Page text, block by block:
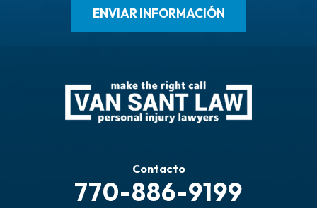
Contacto
770-886-9199